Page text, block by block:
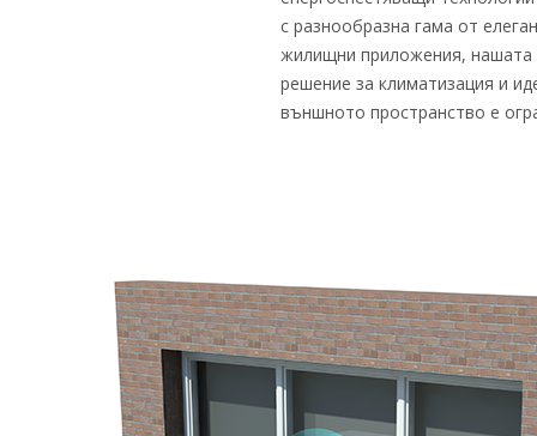
с разнообразна гама от
жилищни приложения, нашата
решение за климатизация и
външното пространство е